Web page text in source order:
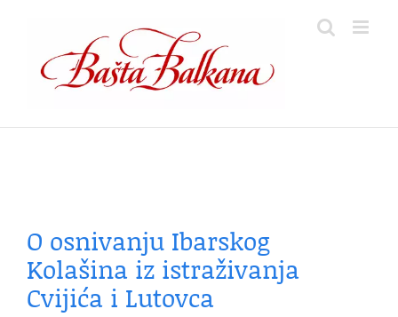
content
O osnivanju Ibarskog
Kolašina iz istraživanja
Cvijića i Lutovca